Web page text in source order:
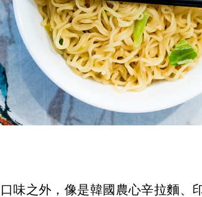
味之外，像是韓國農心辛拉麵、